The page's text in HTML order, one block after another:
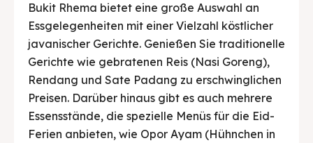
Bukit Rhema bietet eine große Auswahl an
Essgelegenheiten mit einer Vielzahl köstlicher
javanischer Gerichte. Genießen Sie traditionelle
Gerichte wie gebratenen Reis (Nasi Goreng),
Rendang und Sate Padang zu erschwinglichen
Preisen. Darüber hinaus gibt es auch mehrere
Essensstände, die spezielle Menüs für die Eid-
Ferien anbieten, wie Opor Ayam (Hühnchen in